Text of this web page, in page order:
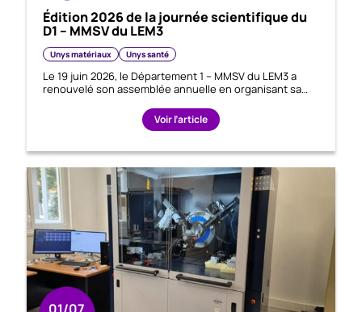
Édition 2026 de la journée scientifique du
D1 – MMSV du LEM3
Unys matériaux Unys santé
Le 19 juin 2026, le Département 1 – MMSV du LEM3 a
renouvelé son assemblée annuelle en organisant sa…
Voir l’article